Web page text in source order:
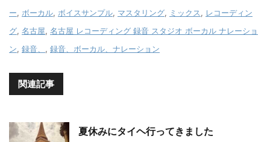
ー, ボーカル, ボイスサンプル, マスタリング, ミックス, レコーディン
グ, 名古屋, 名古屋 レコーディング 録音 スタジオ ボーカル ナレーショ
ン, 録音、 , 録音、ボーカル、ナレーション
関連記事
夏休みにタイヘ行ってきました